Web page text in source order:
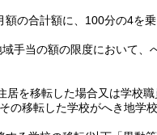
の合計額に、100分の4を
手当の額の限度において、
を移転した場合又は学校職
の移転した学校がへき地学